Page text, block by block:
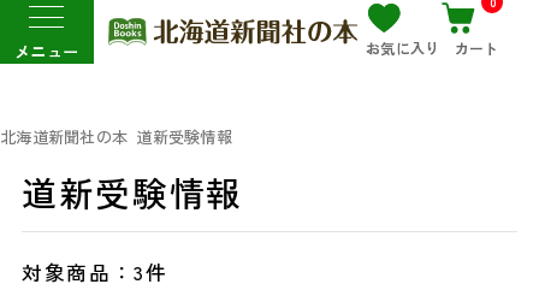
メニュー お気に入り カート
北海道新聞社の本 道新受験情報
道新受験情報
対象商品：3件